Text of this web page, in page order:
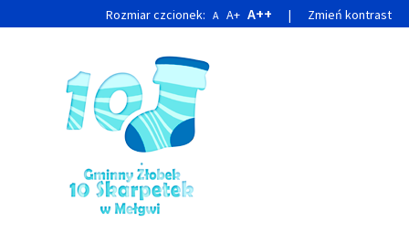
do
do
Rozmiar czcionek: A A+ A++ | Zmień kontrast